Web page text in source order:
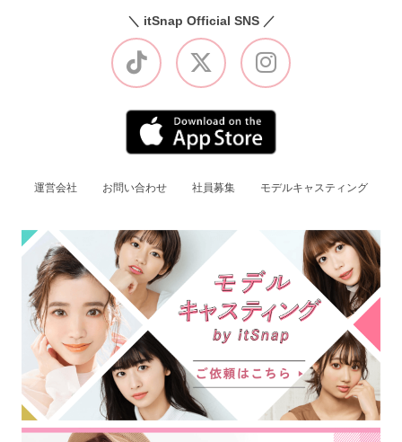
＼ itSnap Official SNS ／
運営会社 お問い合わせ 社員募集 モデルキャスティング